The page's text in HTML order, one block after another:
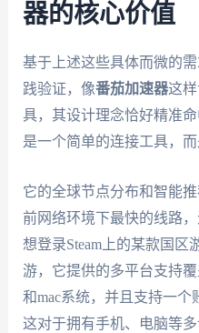
器的核心价值
基于上述这些具体而微的
践验证，像番茄加速器这
具，其设计理念恰好精准
是一个简单的连接工具，
它的全球节点分布和智能
前网络环境下最快的线路
想登录Steam上的某款国区
游，它提供的多平台支持
和mac系统，并且支持一个
这对于拥有手机、电脑等